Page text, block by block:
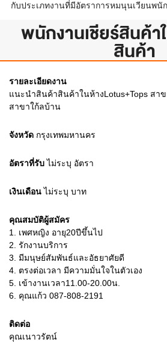
กับประเภทงานที่มีอัตราการหมนุนเวียนพนั
พนักงานเชียร์สินค้า
สินค้า
รายละเอียดงาน
แนะนำสินค้าสินค้าในห้างLotus+Tops ส
สาขาใก้ลบ้าน
จังหวัด กรุงเทพมหานคร
อัตราที่รับไม่ระบุ อัตรา
เงินเดือนไม่ระบุ บาท
คุณสมบัติผู้สมัคร
1.
เพศหญิง อายุ20ปีขึ้นไป
2. รักงานบริการ
3. มีมนุษย์สัมพันธ์และอัธยาศัยดี
4. ตรงต่อเวลา มีความมั่นใจในตัวเอง
5. เข้างานเวลา11.00-20.00น.
6. คุณแก้ว 087-808-2191
ติดต่อ
คุณเนาวรัตน์